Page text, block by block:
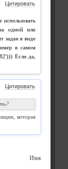
Цитировать
одной или
задан в виде
в самом
Если да,
Цитировать
которая
Имя